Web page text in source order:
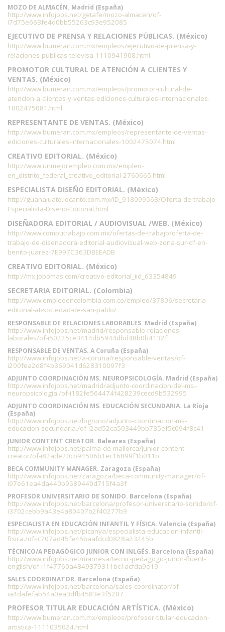
MOZO DE ALMACÉN. Madrid (España)
http://www.infojobs.net/getafe/mozo-almacen/of-
i7d75e663fe4d0bb55263c93e952085
EJECUTIVO DE PRENSA Y RELACIONES PÚBLICAS. (México)
http://www.bumeran.com.mx/empleos/ejecutivo-de-prensa-y-
relaciones-publicas-televisa-1110941908.html
PROMOTOR CULTURAL DE ATENCIÓN A CLIENTES Y
VENTAS. (México)
http://www.bumeran.com.mx/empleos/promotor-cultural-de-
atencion-a-clientes-y-ventas-ediciones-culturales-internacionales-
1002475081.html
REPRESENTANTE DE VENTAS. (México)
http://www.bumeran.com.mx/empleos/representante-de-ventas-
ediciones-culturales-internacionales-1002475074.html
CREATIVO EDITORIAL. (México)
http://www.unmejorempleo.com.mx/empleo-
en_distrito_federal_creativo_editorial-2760665.html
ESPECIALISTA DISEÑO EDITORIAL. (México)
http://guanajuato.locanto.com.mx/ID_918099563/Oferta-de-trabajo-
Especialista-Diseno-Editorial.html
DISEÑADORA EDITORIAL / AUDIOVISUAL /WEB. (México)
http://www.computrabajo.com.mx/ofertas-de-trabajo/oferta-de-
trabajo-de-disenadora-editorial-audiovisual-web-zona-sur-df-en-
benito-juarez-7E997C363DBEEADB
CREATIVO EDITORIAL. (México)
http://mx.jobomas.com/creativo-editorial_iid_63354849
SECRETARIA EDITORIAL. (Colombia)
http://www.empleoencolombia.com.co/empleo/37806/secretaria-
editorial-at-sociedad-de-san-pablo/
RESPONSABLE DE RELACIONES LABORABLES. Madrid (España)
http://www.infojobs.net/madrid/responsable-relaciones-
laborales/of-i50225ce3414db5944dbd48b0b4132f
RESPONSABLE DE VENTAS. A Coruña (España)
http://www.infojobs.net/a-coruna/responsable-ventas/of-
i200fea2d8f4b369041d628310097f3
ADJUNTO COORDINACIÓN MS. NEUROPSICOLOGÍA. Madrid (España)
http://www.infojobs.net/madrid/adjunto-coordinacion-del-ms.-
neuropsicologia./of-i182fe564474f428239cecd9b532995
ADJUNTO COORDINACIÓN MS. EDUCACIÓN SECUNDARIA. La Rioja
(España)
http://www.infojobs.net/logrono/adjunto-coordinacion-ms-
educacion-secundaria./of-i2ad52ca503449bb735ef5c094f8c41
JUNIOR CONTENT CREATOR. Baleares (España)
http://www.infojobs.net/palma-de-mallorca/junior-content-
creator/of-i82ade20cb94506b1ec16899f1b011b
BECA COMMUNITY MANAGER. Zaragoza (España)
http://www.infojobs.net/zaragoza/beca-community-manager/of-
i97e61ea4da440b9589440d715f4a3f
PROFESOR UNIVERSITARIO DE SONIDO. Barcelona (España)
http://www.infojobs.net/barcelona/profesor-universitario-sonido/of-
i3702cebb9a43e4a80407b2f40277b9
ESPECIALISTA EN EDUCACIÓN INFANTIL Y FÍSICA. Valencia (España)
http://www.infojobs.net/picanya/especialista-educacion-infantil-
fisica./of-ic707ad45fe45baafdcd0828a23245b
TÉCNICO/A PEDAGÓGICO JUNIOR CON INLGÉS. Barcelona (España)
http://www.infojobs.net/manresa/tecnic-pedagogic-junior-fluent-
english/of-i1f47760a4849379311bc1acfda9e19
SALES COORDINATOR. Barcelona (España)
http://www.infojobs.net/barcelona/sales-coordinator/of-
ia4dafefab54a0ea3dfb4583e3f5207
PROFESOR TITULAR EDUCACIÓN ARTÍSTICA. (México)
http://www.bumeran.com.mx/empleos/profesor-titular-educacion-
artistica-1111035024.html